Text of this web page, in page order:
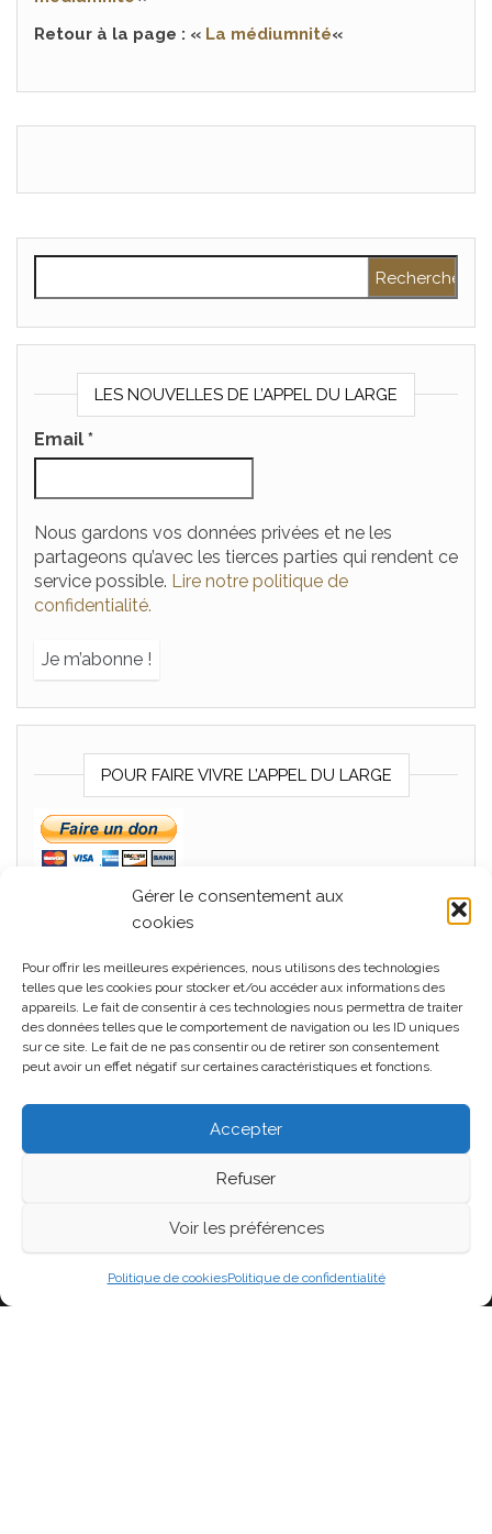
Gérer le consentement aux
cookies
Pour offrir les meilleures expériences, nous utilisons des technologies
telles que les cookies pour stocker et/ou accéder aux informations des
appareils. Le fait de consentir à ces technologies nous permettra de traiter
des données telles que le comportement de navigation ou les ID uniques
sur ce site. Le fait de ne pas consentir ou de retirer son consentement
peut avoir un effet négatif sur certaines caractéristiques et fonctions.
Accepter
Refuser
Voir les préférences
Politique de cookiesPolitique de confidentialité
Retour à la page : « La médiumnité«
LES NOUVELLES DE L’APPEL DU LARGE
Email *
Nous gardons vos données privées et ne les
partageons qu’avec les tierces parties qui rendent ce
service possible. Lire notre politique de
confidentialité.
POUR FAIRE VIVRE L’APPEL DU LARGE
MÉTA
Connexion
Flux des publications
Flux des commentaires
Fièrement propulsé parWordPress
Blog